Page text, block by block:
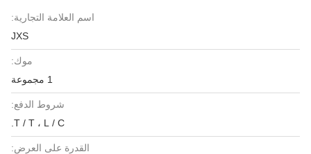
اسم العلامة التجارية:
JXS
موك:
شروط الدفع:
T / T ، L / C.
القدرة على العرض: